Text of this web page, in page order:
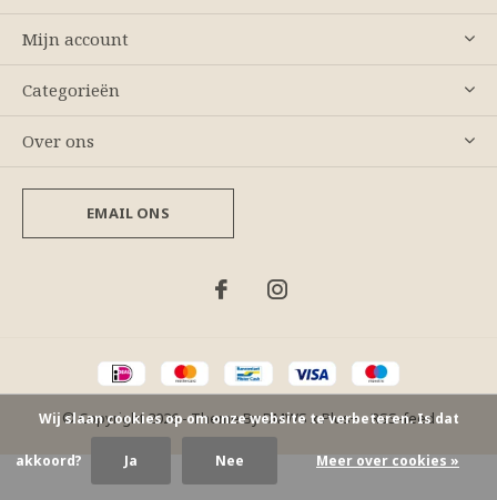
Mijn account
Categorieën
Over ons
EMAIL ONS
© Copyright2026- Theme ByDMWS xPlus+-RSS-feed
Wij slaan cookies op om onze website te verbeteren. Is dat
akkoord? Ja Nee Meer over cookies »